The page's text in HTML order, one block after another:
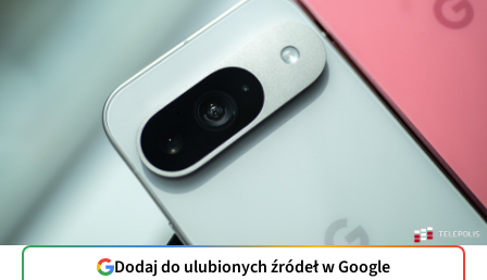
Dodaj do ulubionych źródeł w Google